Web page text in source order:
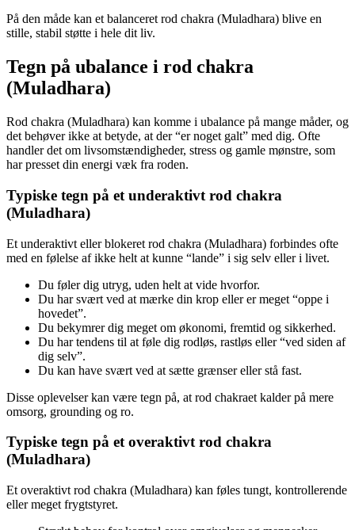
På den måde kan et balanceret rod chakra (Muladhara) blive en
stille, stabil støtte i hele dit liv.
Tegn på ubalance i rod chakra
(Muladhara)
Rod chakra (Muladhara) kan komme i ubalance på mange måder, og
det behøver ikke at betyde, at der “er noget galt” med dig. Ofte
handler det om livsomstændigheder, stress og gamle mønstre, som
har presset din energi væk fra roden.
Typiske tegn på et underaktivt rod chakra
(Muladhara)
Et underaktivt eller blokeret rod chakra (Muladhara) forbindes ofte
med en følelse af ikke helt at kunne “lande” i sig selv eller i livet.
Du føler dig utryg, uden helt at vide hvorfor.
Du har svært ved at mærke din krop eller er meget “oppe i
hovedet”.
Du bekymrer dig meget om økonomi, fremtid og sikkerhed.
Du har tendens til at føle dig rodløs, rastløs eller “ved siden af
dig selv”.
Du kan have svært ved at sætte grænser eller stå fast.
Disse oplevelser kan være tegn på, at rod chakraet kalder på mere
omsorg, grounding og ro.
Typiske tegn på et overaktivt rod chakra
(Muladhara)
Et overaktivt rod chakra (Muladhara) kan føles tungt, kontrollerende
eller meget frygtstyret.